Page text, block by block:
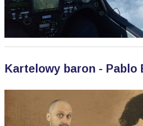
Kartelowy baron - Pablo